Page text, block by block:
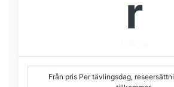
r
Från pris Per tävlingsdag,